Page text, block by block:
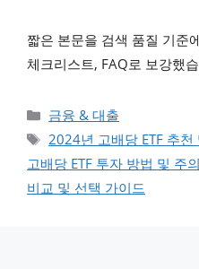
짧은 본문을 검색 품질 기준
체크리스트, FAQ로 보강했
카테고리
금융 & 대출
태그
2024년 고배당 ETF 추천
고배당 ETF 투자 방법 및 주
비교 및 선택 가이드